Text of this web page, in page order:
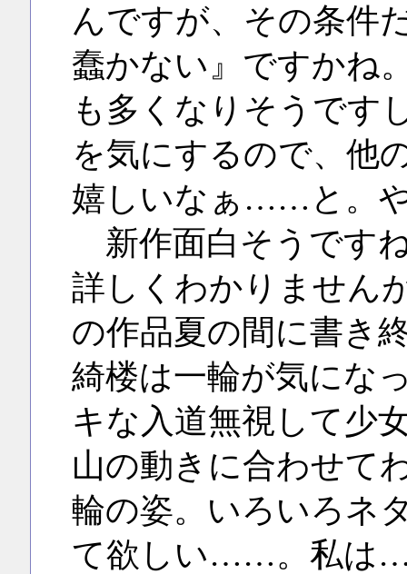
んですが、その条件
蠢かない』ですかね
も多くなりそうです
を気にするので、他
嬉しいなぁ……と。
新作面白そうです
詳しくわかりません
の作品夏の間に書き
綺楼は一輪が気にな
キな入道無視して少
山の動きに合わせて
輪の姿。いろいろネ
て欲しい……。私